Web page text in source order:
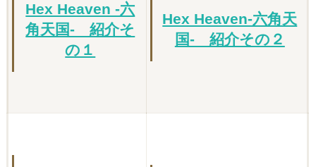
Hex Heaven -六
角天国- 紹介そ
の１
Hex Heaven-六角天
国- 紹介その２